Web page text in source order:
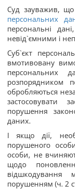
Суд зауважив,
персональних
персональні
невід`ємними і
Суб`єкт
вмотивовану
персональних
розпорядником
обробляються
застосовувати
порушення
даних.
І якщо дії,
порушеного
особи, не
щодо
відшкодування
порушенням (ч. 2